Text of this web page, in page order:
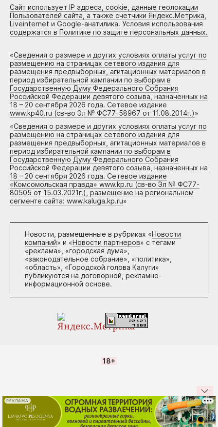
Сайт использует IP адреса, cookie, данные геолокации
Пользователей сайта, а также счетчики Яндекс.Метрика,
Liveinternet и Google-анатилика. Условия использования
содержатся в Политике по защите персональных данных.
«Сведения о размере и других условиях оплаты услуг по
размещению на страницах сетевого издания для
размещения предвыборных, агитационных материалов в
период избирательной кампании по выборам в
Государственную Думу Федерального Собрания
Российской Федерации девятого созыва, назначенных на
18 – 20 сентября 2026 года. Сетевое издание
www.kp40.ru (св-во Эл № ФС77-58967 от 11.08.2014г.)»
«Сведения о размере и других условиях оплаты услуг по
размещению на страницах сетевого издания для
размещения предвыборных, агитационных материалов в
период избирательной кампании по выборам в
Государственную Думу Федерального Собрания
Российской Федерации девятого созыва, назначенных на
18 – 20 сентября 2026 года. Сетевое издание
«Комсомольская правда» www.kp.ru (св-во Эл № ФС77-
80505 от 15.03.2021г.), размещение на региональном
сегменте сайта: www.kaluga.kp.ru»
Новости, размещенные в рубриках «Новости
компаний» и «Новости партнеров» с тегами
«реклама», «городская дума»,
«законодательное собрание», «политика»,
«область», «Городской голова Калуги»
публикуются на договорной, рекламно-
информационной основе.
18+
РЕКЛАМА